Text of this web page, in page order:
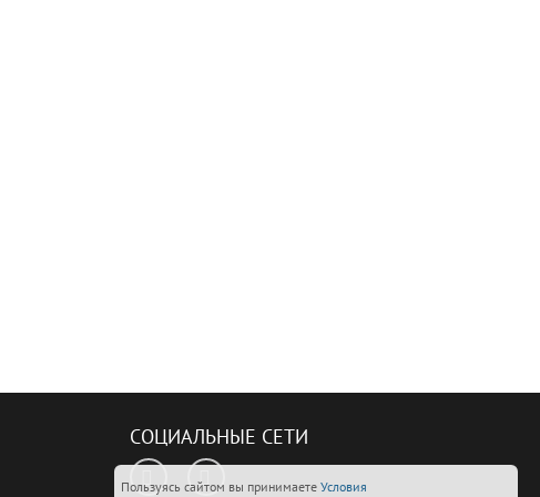
СОЦИАЛЬНЫЕ СЕТИ
Пользуясь сайтом вы принимаете Условия